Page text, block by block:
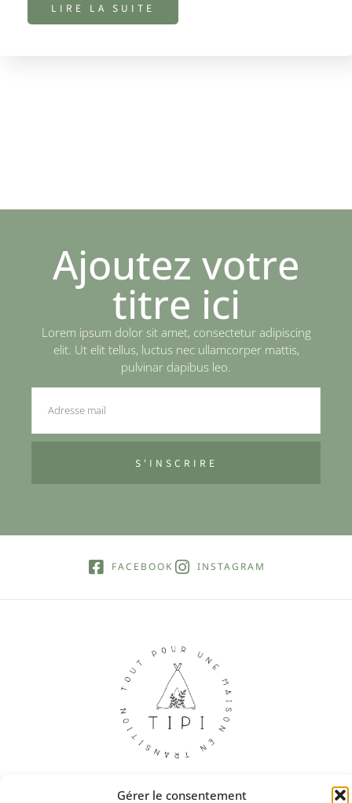
Gérer le consentement
LIRE LA SUITE
Ajoutez votre
titre ici
Lorem ipsum dolor sit amet, consectetur adipiscing
elit. Ut elit tellus, luctus nec ullamcorper mattis,
pulvinar dapibus leo.
S'INSCRIRE
FACEBOOK INSTAGRAM